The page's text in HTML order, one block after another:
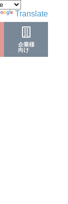
企業様
向け
Translate